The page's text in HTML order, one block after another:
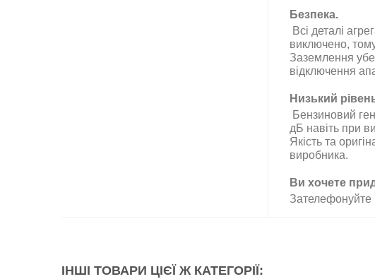
Безпека.
Всі деталі
виключено,
Заземлення
відключення
Низький
Бензиновий
дБ навіть при
Якість та
виробника.
Ви хочете
Зателефонуйте
ІНШІ ТОВАРИ ЦІЄЇ Ж КАТЕГОРІЇ: